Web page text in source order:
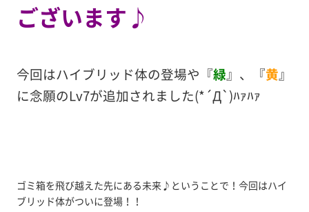
ございます♪
今回はハイブリッド体の登場や『緑』、『黄』
に念願のLv7が追加されました(*´Д`)ﾊｧﾊｧ
ゴミ箱を飛び越えた先にある未来♪ということで！今回はハイ
ブリッド体がついに登場！！